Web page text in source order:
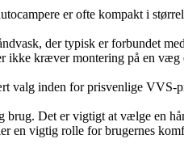
er ofte kompakt i
der typisk er forbundet
ikke kræver montering på en
inden for prisvenlige VVS-
Det er vigtigt at vælge en
en vigtig rolle for brugernes